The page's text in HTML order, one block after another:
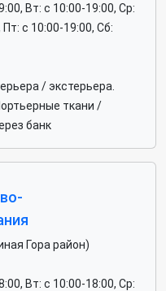
Вт: c 10:00-19:00, Ср:
c 10:00-19:00, Сб:
/ экстерьера.
ткани /
банк
Гора район)
Вт: c 10:00-18:00, Ср: